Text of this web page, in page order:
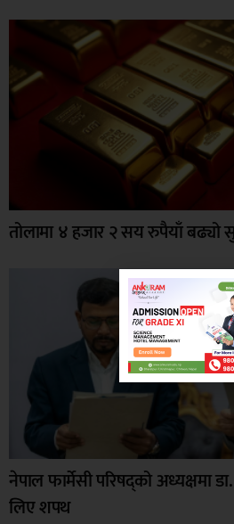
तोलामा ४ हजार २ सय रुपैयाँ बढ्यो
नेपाल फार्मेसी परिषद्को अध्यक्षमा
लिए शपथ